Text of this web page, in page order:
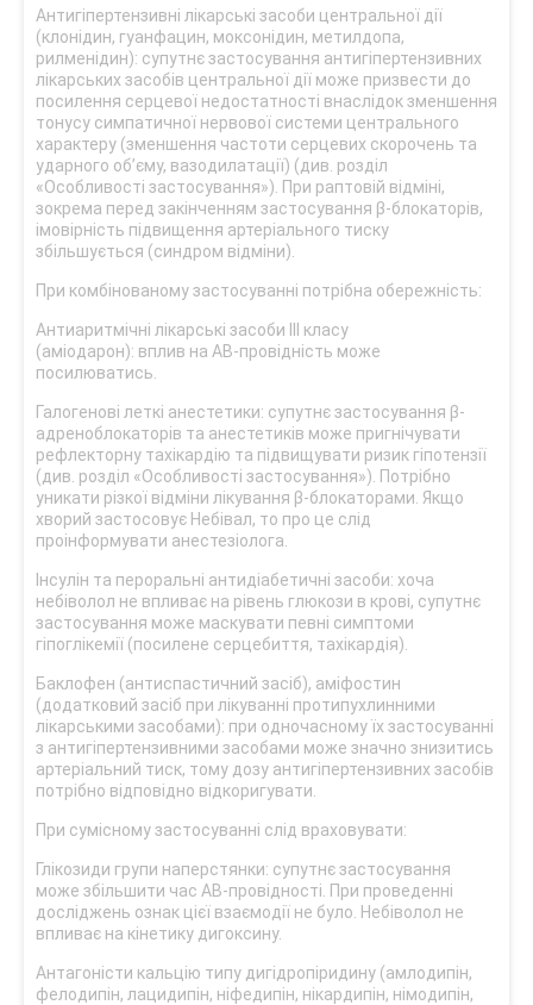
Антигіпертензивні лікарські засоби центральної дії
(клонідин, гуанфацин, моксонідин, метилдопа,
рилменідин): супутнє застосування антигіпертензивних
лікарських засобів центральної дії може призвести до
посилення серцевої недостатності внаслідок зменшення
тонусу симпатичної нервової системи центрального
характеру (зменшення частоти серцевих скорочень та
ударного об’єму, вазодилатації) (див. розділ
«Особливості застосування»). При раптовій відміні,
зокрема перед закінченням застосування β-блокаторів,
імовірність підвищення артеріального тиску
збільшується (синдром відміни).
При комбінованому застосуванні потрібна обережність:
Антиаритмічні лікарські засоби ІІІ класу
(аміодарон): вплив на АВ-провідність може
посилюватись.
Галогенові леткі анестетики: супутнє застосування β-
адреноблокаторів та анестетиків може пригнічувати
рефлекторну тахікардію та підвищувати ризик гіпотензії
(див. розділ «Особливості застосування»). Потрібно
уникати різкої відміни лікування β-блокаторами. Якщо
хворий застосовує Небівал, то про це слід
проінформувати анестезіолога.
Інсулін та пероральні антидіабетичні засоби: хоча
небіволол не впливає на рівень глюкози в крові, супутнє
застосування може маскувати певні симптоми
гіпоглікемії (посилене серцебиття, тахікардія).
Баклофен (антиспастичний засіб), аміфостин
(додатковий засіб при лікуванні протипухлинними
лікарськими засобами): при одночасному їх застосуванні
з антигіпертензивними засобами може значно знизитись
артеріальний тиск, тому дозу антигіпертензивних засобів
потрібно відповідно відкоригувати.
При сумісному застосуванні слід враховувати:
Глікозиди групи наперстянки: супутнє застосування
може збільшити час АВ-провідності. При проведенні
досліджень ознак цієї взаємодії не було. Небіволол не
впливає на кінетику дигоксину.
Антагоністи кальцію типу дигідропіридину (амлодипін,
фелодипін, лацидипін, ніфедипін, нікардипін, німодипін,